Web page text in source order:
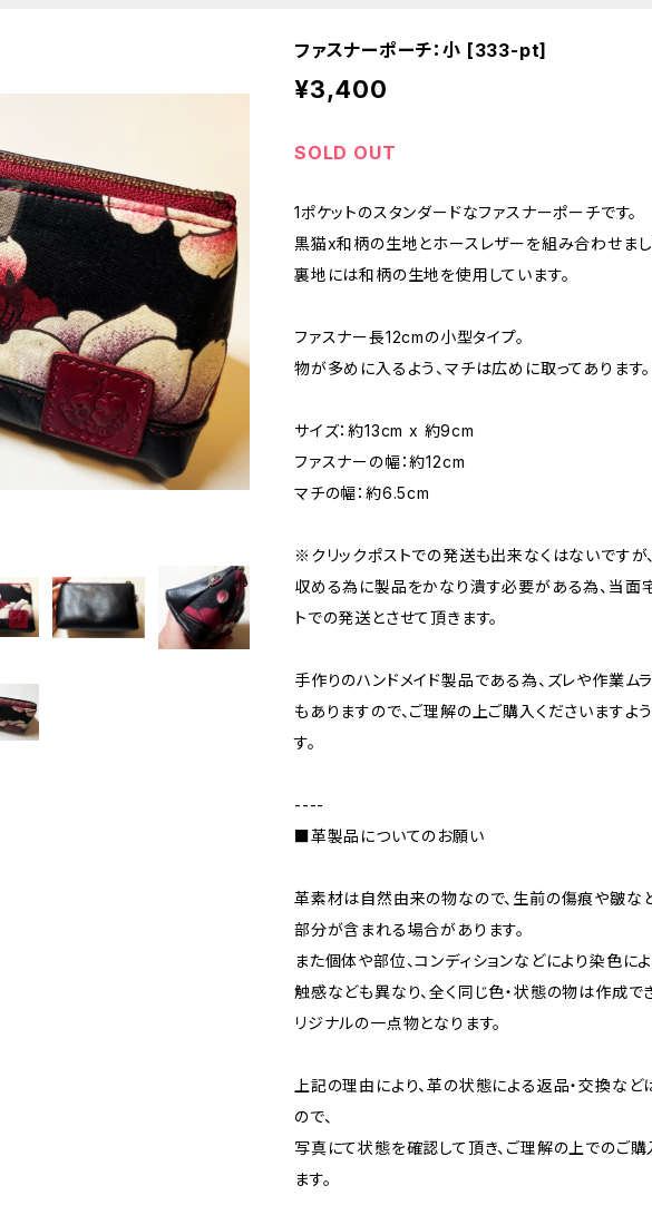
ファスナーポーチ：小 [333-pt]
¥3,400
SOLD OUT
1ポケットのスタンダードなファスナーポーチです。
黒猫x和柄の生地とホースレザーを組み合わせまし
裏地には和柄の生地を使用しています。
ファスナー長12cmの小型タイプ。
物が多めに入るよう、マチは広めに取ってあります。
サイズ：約13cm x 約9cm
ファスナーの幅：約12cm
マチの幅：約6.5cm
※クリックポストでの発送も出来なくはないですが
収める為に製品をかなり潰す必要がある為、当面
トでの発送とさせて頂きます。
手作りのハンドメイド製品である為、ズレや作業ム
もありますので、ご理解の上ご購入くださいますよ
す。
----
■革製品についてのお願い
革素材は自然由来の物なので、生前の傷痕や皺な
部分が含まれる場合があります。
また個体や部位、コンディションなどにより染色に
触感なども異なり、全く同じ色・状態の物は作成で
リジナルの一点物となります。
上記の理由により、革の状態による返品・交換な
ので、
写真にて状態を確認して頂き、ご理解の上でのご
ます。